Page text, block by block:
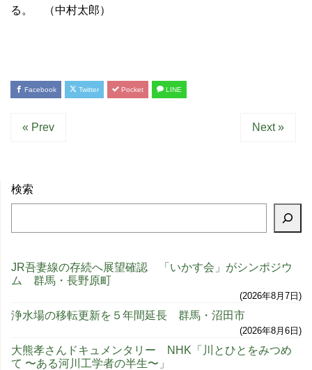
る。 （中村太郎）
Facebook Twitter Pocket LINE
« Prev Next »
検索
JR吾妻線の存続へ展望確認 「いかす会」がシンポジウ
ム 群馬・長野原町
2026年8月7日
浄水場の移転更新を５年間延長 群馬・沼田市
2026年8月6日
大熊孝さんドキュメンタリー NHK「川とひとをみつめ
て 〜ある河川工学者の半生〜」